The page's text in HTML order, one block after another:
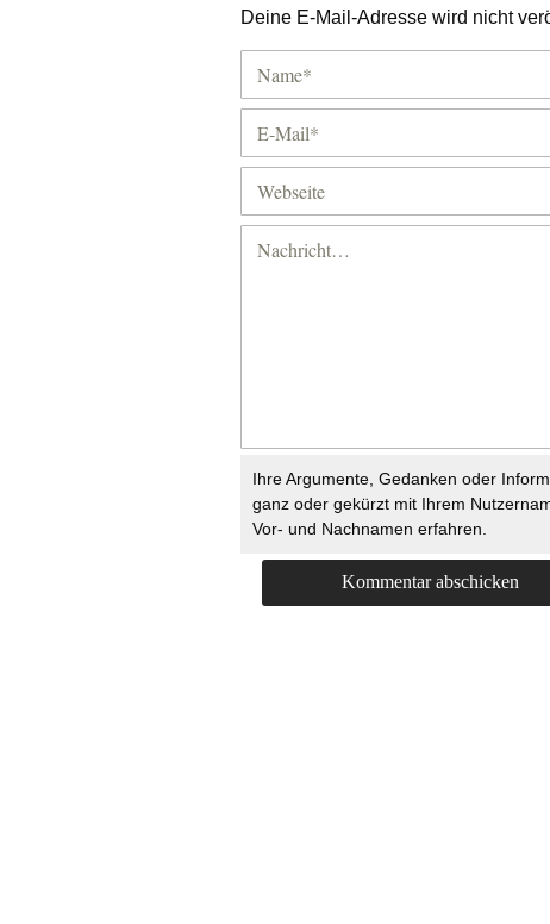
Deine E-Mail-Adresse wird nicht
Ihre Argumente, Gedanken oder
ganz oder gekürzt mit Ihrem
Vor- und Nachnamen erfahren.